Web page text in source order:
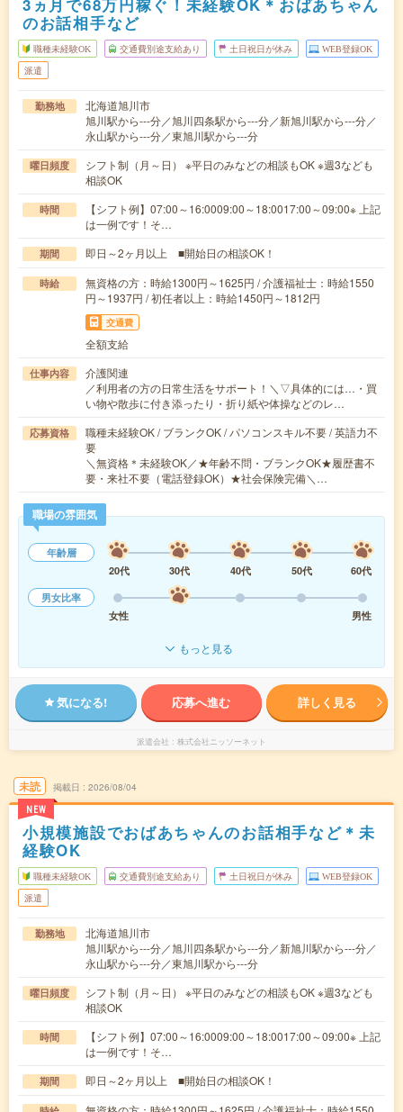
3ヵ月で68万円稼ぐ！未経験OK＊おばあちゃん
のお話相手など
職種未経験OK 交通費別途支給あり 土日祝日が休み WEB登録OK
派遣
勤務地
北海道旭川市
旭川駅から---分／旭川四条駅から---分／新旭川駅から---分／
永山駅から---分／東旭川駅から---分
曜日頻度
シフト制（月～日） ※平日のみなどの相談もOK ※週3なども
相談OK
時間
【シフト例】07:00～16:0009:00～18:0017:00～09:00※ 上記
は一例です！そ…
期間 即日～2ヶ月以上 ■開始日の相談OK！
時給
無資格の方：時給1300円～1625円 / 介護福祉士：時給1550
円～1937円 / 初任者以上：時給1450円～1812円
交通費
全額支給
仕事内容
介護関連
／利用者の方の日常生活をサポート！＼▽具体的には…・買
い物や散歩に付き添ったり・折り紙や体操などのレ…
応募資格
職種未経験OK / ブランクOK / パソコンスキル不要 / 英語力不
要
＼無資格＊未経験OK／★年齢不問・ブランクOK★履歴書不
要・来社不要（電話登録OK）★社会保険完備＼…
職場の雰囲気
年齢層
20代
30代 40代 50代
60代
男女比率
女性
男性
もっと見る
気になる! 応募へ進む 詳しく見る
派遣会社 株式会社ニッソーネット
未読
NEW
掲載日 2026/08/04
小規模施設でおばあちゃんのお話相手など＊未
経験OK
職種未経験OK 交通費別途支給あり 土日祝日が休み WEB登録OK
派遣
勤務地
北海道旭川市
旭川駅から---分／旭川四条駅から---分／新旭川駅から---分／
永山駅から---分／東旭川駅から---分
曜日頻度
シフト制（月～日） ※平日のみなどの相談もOK ※週3なども
相談OK
時間
【シフト例】07:00～16:0009:00～18:0017:00～09:00※ 上記
は一例です！そ…
期間 即日～2ヶ月以上 ■開始日の相談OK！